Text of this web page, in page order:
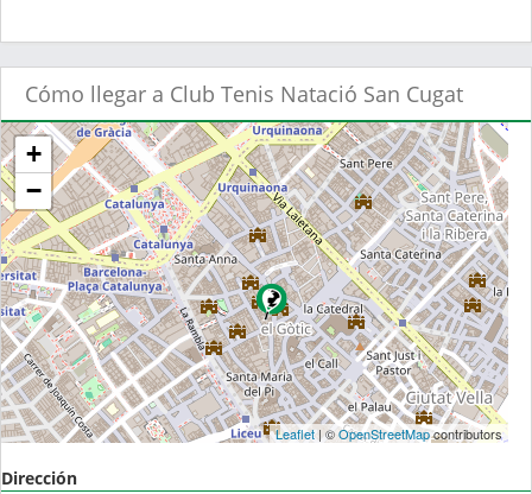
Cómo llegar a Club Tenis Natació San Cugat
+
−
Leaflet| ©OpenStreetMapcontributors
Dirección